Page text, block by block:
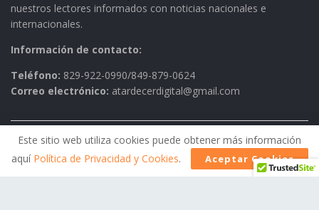
nuestros lectores informados con noticias nacionales e
internacionales.
Información de contacto:
Teléfono: 829-922-0990/849-879-0624
Correo electrónico: atardecerdigital@gmail.com
Política de Privacidad AVISO LEGAL
Contactos
Historia
Este sitio web utiliza cookies puede obtener más información
aquí Política de Privacidad y Cookies. Aceptar Cookies